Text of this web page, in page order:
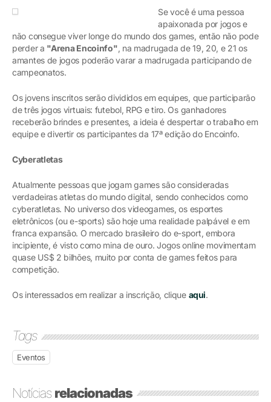
Se você é uma pessoa
apaixonada por jogos e
não consegue viver longe do mundo dos games, então não pode
perder a "Arena Encoinfo", na madrugada de 19, 20, e 21 os
amantes de jogos poderão varar a madrugada participando de
campeonatos.
Os jovens inscritos serão divididos em equipes, que participarão
de três jogos virtuais: futebol, RPG e tiro. Os ganhadores
receberão brindes e presentes, a ideia é despertar o trabalho em
equipe e divertir os participantes da 17ª edição do Encoinfo.
Cyberatletas
Atualmente pessoas que jogam games são consideradas
verdadeiras atletas do mundo digital, sendo conhecidos como
cyberatletas. No universo dos videogames, os esportes
eletrônicos (ou e-sports) são hoje uma realidade palpável e em
franca expansão. O mercado brasileiro do e-sport, embora
incipiente, é visto como mina de ouro. Jogos online movimentam
quase US$ 2 bilhões, muito por conta de games feitos para
competição.
Os interessados em realizar a inscrição, clique aqui.
Tags
Eventos
Notíciasrelacionadas